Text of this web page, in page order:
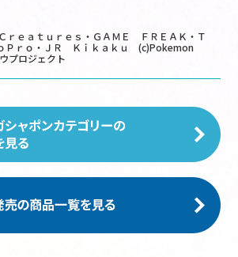
ｒｅａｔｕｒｅｓ・ＧＡＭＥ ＦＲＥＡＫ・Ｔ
Ｐｒｏ・ＪＲ Ｋｉｋａｋｕ (c)Pokemon
プロジェクト